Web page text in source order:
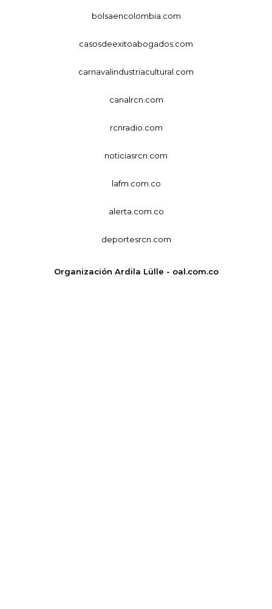
bolsaencolombia.com
casosdeexitoabogados.com
carnavalindustriacultural.com
canalrcn.com
rcnradio.com
noticiasrcn.com
lafm.com.co
alerta.com.co
deportesrcn.com
Organización Ardila Lülle - oal.com.co